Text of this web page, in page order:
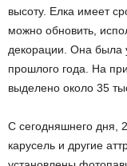
высоту. Елка имеет
можно обновить,
декорации. Она была
прошлого года. На
выделено около 35
С сегодняшнего дня,
карусель и другие